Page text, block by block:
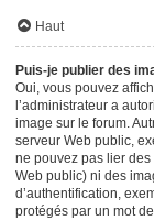
Haut
Puis-je publier des
Oui, vous pouvez
l’administrateur a
image sur le forum.
serveur Web public,
ne pouvez pas lier des
Web public) ni des
d’authentification,
protégés par un mot